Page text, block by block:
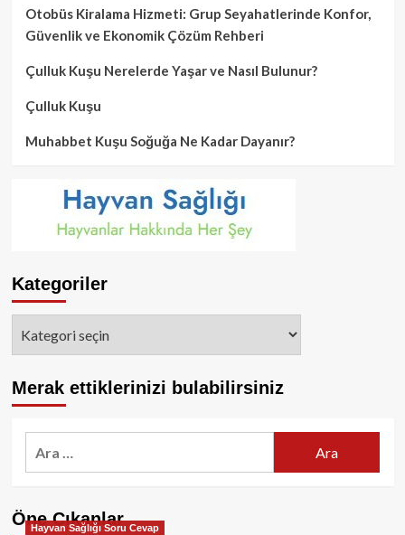
Otobüs Kiralama Hizmeti: Grup Seyahatlerinde Konfor,
Güvenlik ve Ekonomik Çözüm Rehberi
Çulluk Kuşu Nerelerde Yaşar ve Nasıl Bulunur?
Çulluk Kuşu
Muhabbet Kuşu Soğuğa Ne Kadar Dayanır?
Kategoriler
Merak ettiklerinizi bulabilirsiniz
Öne Çıkanlar
Hayvan Sağlığı Soru Cevap